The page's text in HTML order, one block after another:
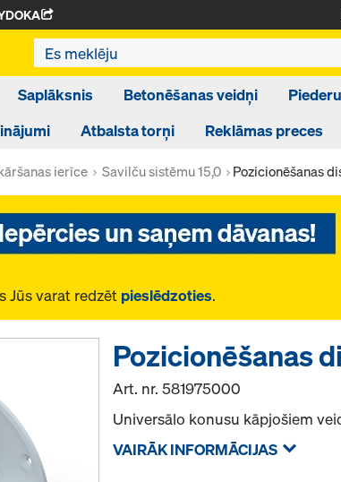
Saplāksnis Betonēšanas veidņi
Atbalsta torņi Reklāmas preces
ierīce Savilču sistēmu 15,0 Pozicionēšanas
Jūs varat redzēt pieslēdzoties.
Pozicionēšanas
Art. nr.581975000
Universālo konusu kāpjošiem
VAIRĀK INFORMĀCIJAS